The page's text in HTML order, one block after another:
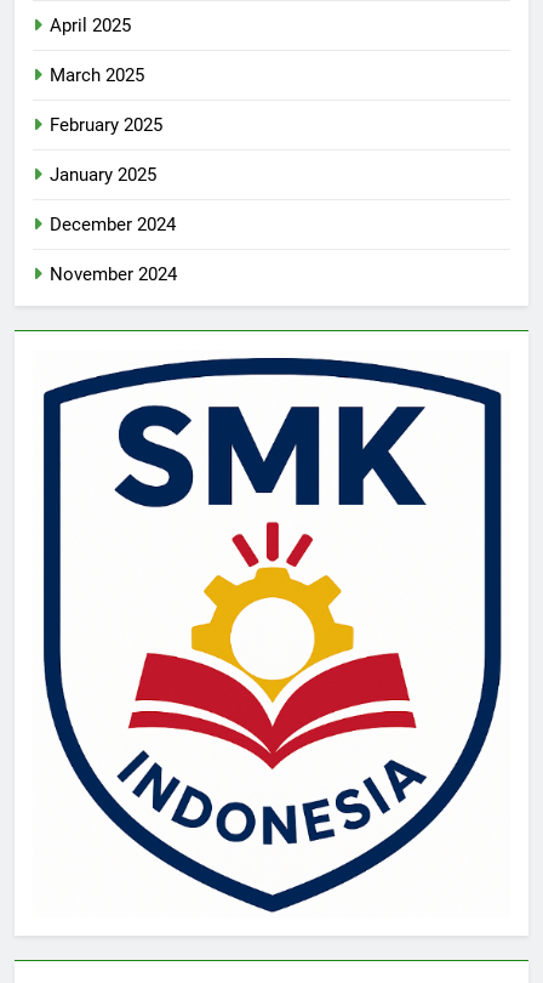
April 2025
March 2025
February 2025
January 2025
December 2024
November 2024